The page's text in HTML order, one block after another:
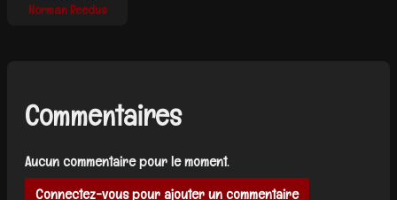
Norman Reedus
Commentaires
Aucun commentaire pour le moment.
Connectez-vous pour ajouter un commentaire